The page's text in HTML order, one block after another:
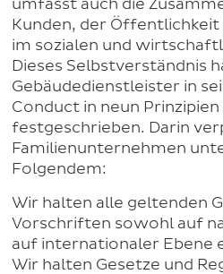
umfasst auch die
Kunden, der
im sozialen und
Dieses Selbstverständnis
Gebäudedienstleister in
Conduct in neun Prinzipien
festgeschrieben. Darin
Familienunternehmen
Folgendem:
Wir halten alle geltenden
Vorschriften sowohl auf
auf internationaler Ebene
Wir halten Gesetze und